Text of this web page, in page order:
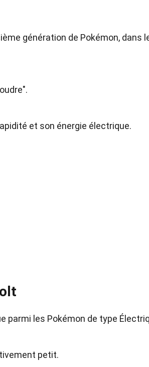
génération de Pokémon, dans
et son énergie électrique.
parmi les Pokémon de type
petit.